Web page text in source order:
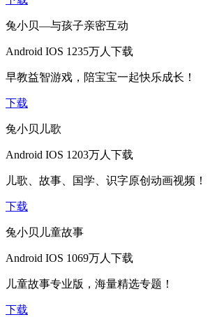
兔小贝—与孩子亲密互动
Android IOS 1235万人下载
早教益智游戏，陪宝宝一起快乐成长！
下载
兔小贝儿歌
Android IOS 1203万人下载
儿歌、故事、国学、识字原创动画视频！
下载
兔小贝儿童故事
Android IOS 1069万人下载
儿童故事专业版，海量精选专题！
下载